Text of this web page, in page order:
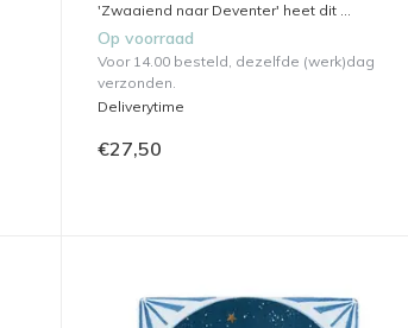
'Zwaaiend naar Deventer' heet dit ...
Op voorraad
Voor 14.00 besteld, dezelfde (werk)dag
verzonden.
Deliverytime
€27,50